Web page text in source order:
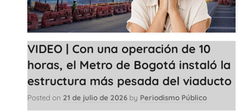
VIDEO | Con una operación de 10
horas, el Metro de Bogotá instaló la
estructura más pesada del viaducto
Posted on 21 de julio de 2026 by Periodismo Público